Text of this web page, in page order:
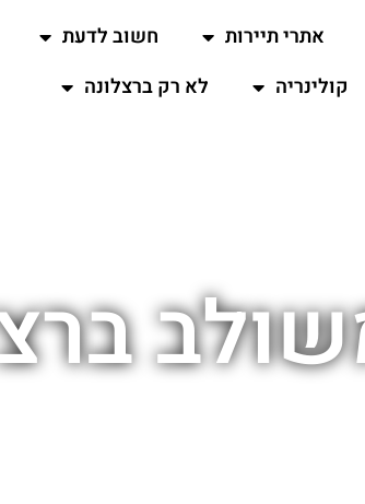
אתרי תיירות חשוב לדעת
קולינריה
לא רק ברצלונה